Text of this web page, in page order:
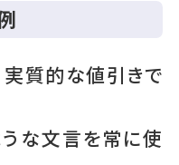
質的な値引きで
うな文言を常に使